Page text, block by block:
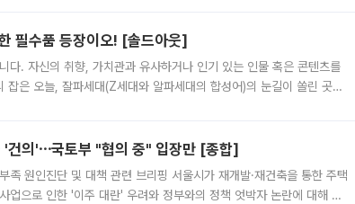
필수품 등장이오! [솔드아웃]
다. 자신의 취향, 가치관과 유사하거나 인기 있는 인물 혹은 콘텐츠를
은 오늘, 잘파세대(Z세대와 알파세대의 합성어)의 눈길이 쏠린 곳은
'건의'⋯국토부 "협의 중" 입장만 [종합]
족 원인진단 및 대책 관련 브리핑 서울시가 재개발·재건축을 통한 주택
업으로 인한 '이주 대란' 우려와 정부와의 정책 엇박자 논란에 대해 정